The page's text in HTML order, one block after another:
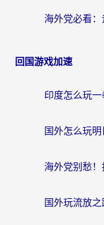
回国游戏加速